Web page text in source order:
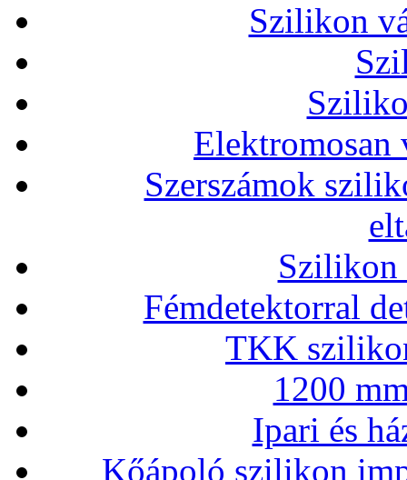
Szilikon
Elektromosan
Szerszámok
Szilikon
Fémdetektorral
TKK
1200
Ipari és
Kőápoló szilikon